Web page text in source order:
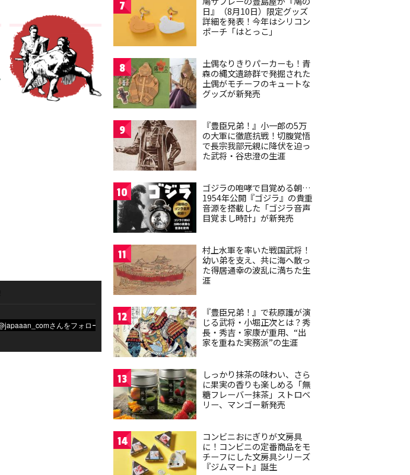
7
日』（8月10日）限定グッズ
詳細を発表！今年はシリコン
ポーチ「はとっこ」
8
土偶なりきりパーカーも！青
森の縄文遺跡群で発掘された
土偶がモチーフのキュートな
グッズが新発売
9
『豊臣兄弟！』小一郎の5万
の大軍に徹底抗戦！切腹覚悟
で長宗我部元親に降伏を迫っ
た武将・谷忠澄の生涯
10
ゴジラの咆哮で目覚める朝…
1954年公開『ゴジラ』の貴重
音源を搭載した「ゴジラ音声
目覚まし時計」が新発売
11
村上水軍を率いた戦国武将！
幼い弟を支え、共に海へ散っ
た得居通幸の波乱に満ちた生
涯
12
『豊臣兄弟！』で萩原護が演
じる武将・小堀正次とは？秀
長・秀吉・家康が重用、“出
家を重ねた実務派”の生涯
13
しっかり抹茶の味わい、さら
に果実の香りも楽しめる「無
糖フレーバー抹茶」ストロベ
リー、マンゴー新発売
14
コンビニおにぎりが文房具
に！コンビニの定番商品をモ
チーフにした文房具シリーズ
『ジムマート』誕生